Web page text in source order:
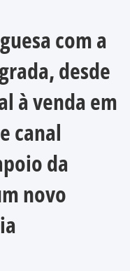
com a
desde
à venda em
canal
da
novo